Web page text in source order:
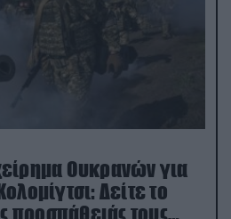
Ουκρανών για
Δείτε το
προσπάθειάς τους